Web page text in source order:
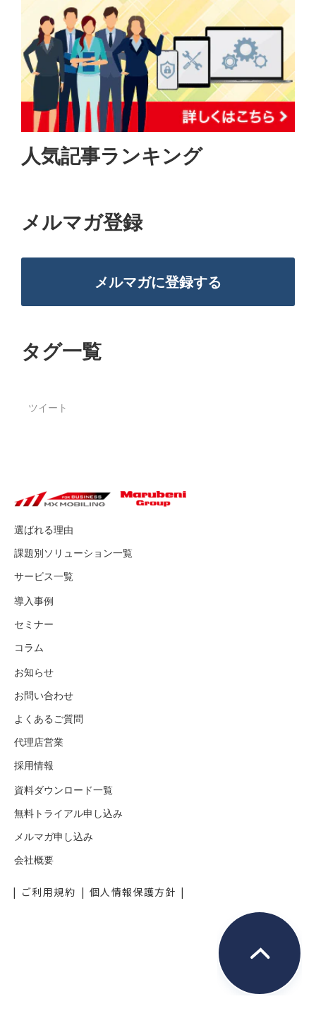
人気記事ランキング
メルマガ登録
メルマガに登録する
タグ一覧
ツイート
選ばれる理由
課題別ソリューション一覧
サービス一覧
導入事例
セミナー
コラム
お知らせ
お問い合わせ
よくあるご質問
代理店営業
採用情報
資料ダウンロード一覧
無料トライアル申し込み
メルマガ申し込み
会社概要
ご利用規約 個人情報保護方針